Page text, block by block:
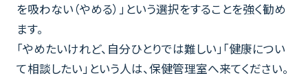
を吸わない（やめる）」という選択をすることを強く勧め
ます。
「やめたいけれど、自分ひとりでは難しい」「健康につい
て相談したい」という人は、保健管理室へ来てください。